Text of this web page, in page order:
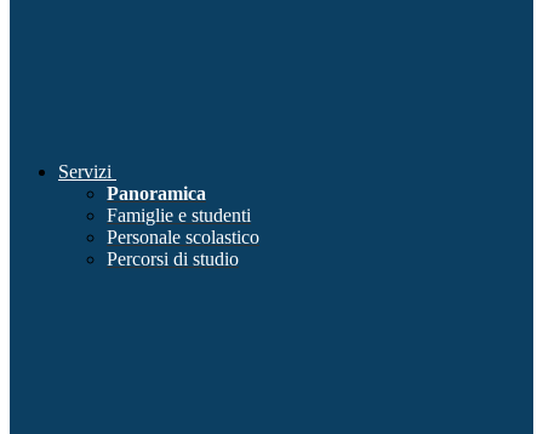
Servizi
Panoramica
Famiglie e studenti
Personale scolastico
Percorsi di studio